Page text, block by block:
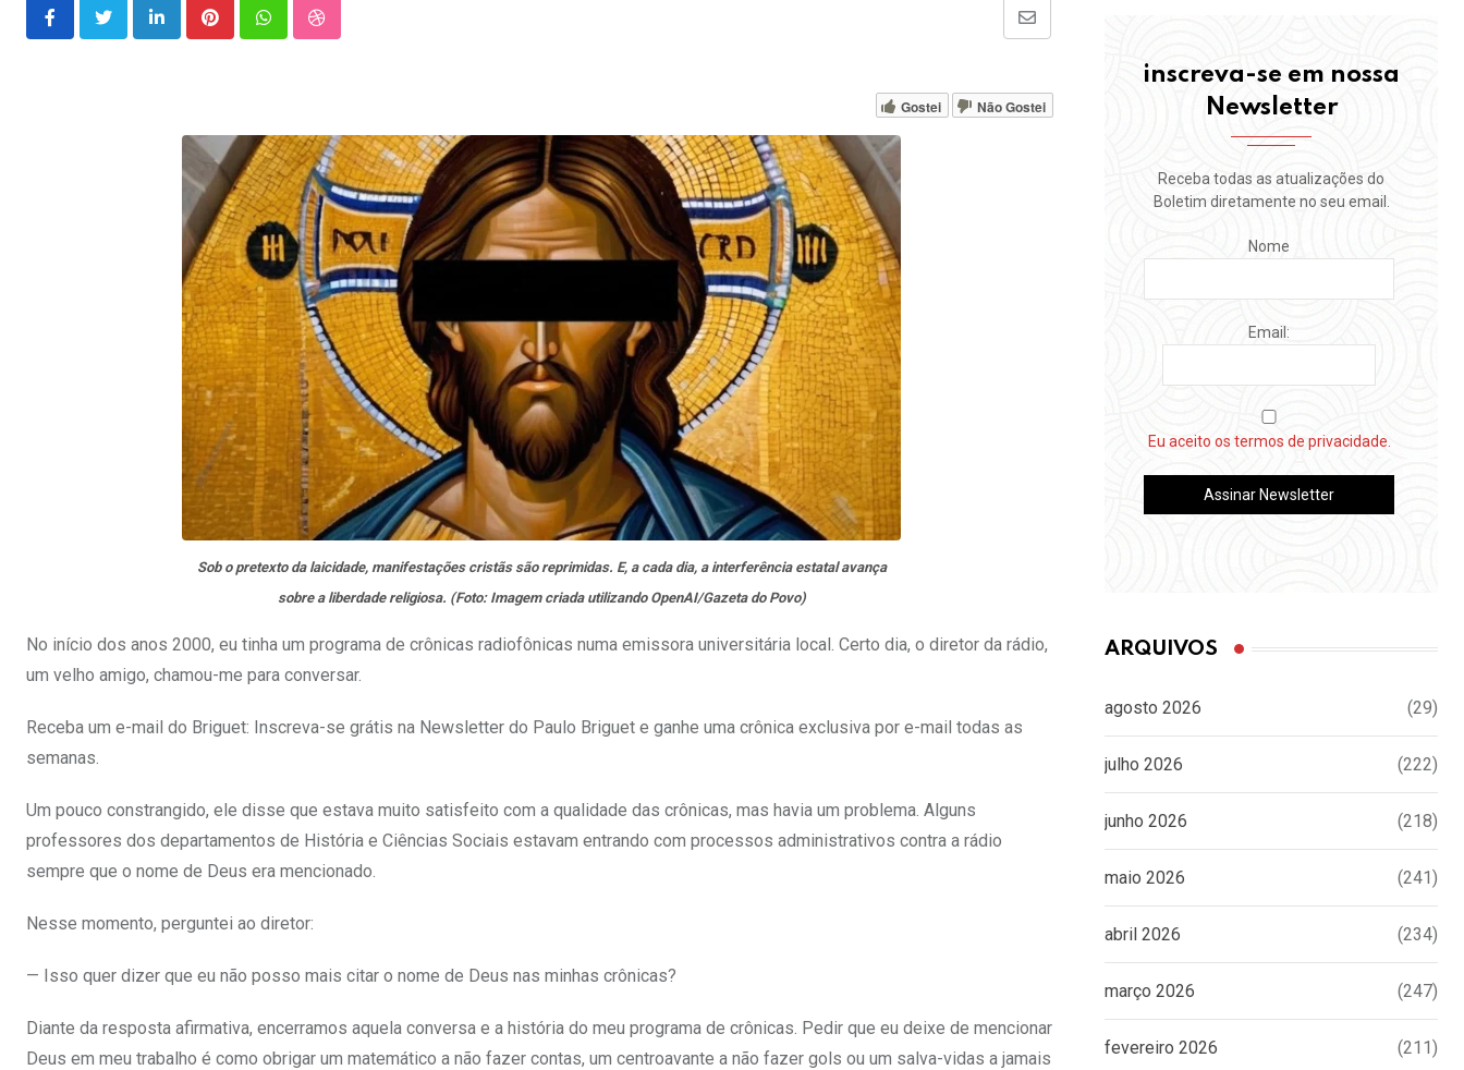
LinkedInPinterestWhatsappStumbleUpon
Share
Email
Gostei Não Gostei
Sob o pretexto da laicidade, manifestações cristãs são reprimidas. E, a cada dia, a interferência estatal avança
sobre a liberdade religiosa. (Foto: Imagem criada utilizando OpenAI/Gazeta do Povo)
No início dos anos 2000, eu tinha um programa de crônicas radiofônicas numa emissora universitária local. Certo dia, o diretor da rádio,
um velho amigo, chamou-me para conversar.
Receba um e-mail do Briguet: Inscreva-se grátis na Newsletter do Paulo Briguet e ganhe uma crônica exclusiva por e-mail todas as
semanas.
Um pouco constrangido, ele disse que estava muito satisfeito com a qualidade das crônicas, mas havia um problema. Alguns
professores dos departamentos de História e Ciências Sociais estavam entrando com processos administrativos contra a rádio
sempre que o nome de Deus era mencionado.
Nesse momento, perguntei ao diretor:
— Isso quer dizer que eu não posso mais citar o nome de Deus nas minhas crônicas?
Diante da resposta afirmativa, encerramos aquela conversa e a história do meu programa de crônicas. Pedir que eu deixe de mencionar
Deus em meu trabalho é como obrigar um matemático a não fazer contas, um centroavante a não fazer gols ou um salva-vidas a jamais
inscreva-se em nossa
Newsletter
Receba todas as atualizações do
Boletim diretamente no seu email.
Nome
Email:
Eu aceito os termos de privacidade.
ARQUIVOS
agosto 2026 (29)
julho 2026 (222)
junho 2026 (218)
maio 2026 (241)
abril 2026 (234)
março 2026 (247)
fevereiro 2026 (211)